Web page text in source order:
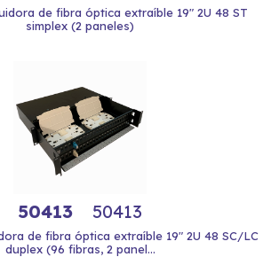
de fibra óptica extraíble 19" 2U 48 ST
simplex (2 paneles)
50413 50413
de fibra óptica extraíble 19" 2U 48 SC/LC
duplex (96 fibras, 2 panel...